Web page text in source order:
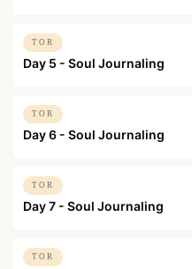
TOR
Day 5 - Soul Journaling
TOR
Day 6 - Soul Journaling
TOR
Day 7 - Soul Journaling
TOR